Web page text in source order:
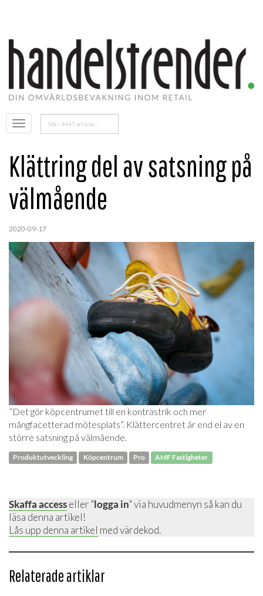
Öppna
menyn
Sök
efter:
Klättring del av satsning på
välmående
2020-09-17
”Det gör köpcentrumet till en kontrastrik och mer
mångfacetterad mötesplats”. Klättercentret är end el av en
större satsning på välmående.
Produktutveckling Köpcentrum Pro AMF Fastigheter
Skaffa accesseller "logga in" via huvudmenyn så kan du
läsa denna artikel!
Lås upp denna artikel med värdekod.
Relaterade artiklar